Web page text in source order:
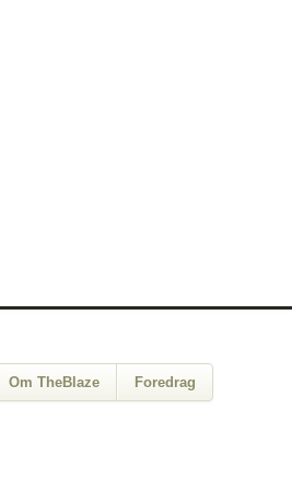
Om TheBlaze Foredrag